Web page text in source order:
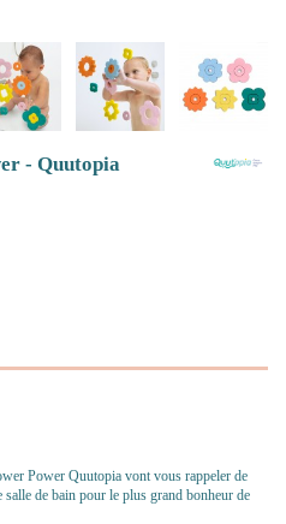
- Quutopia
Power Quutopia vont vous rappeler de
de bain pour le plus grand bonheur de